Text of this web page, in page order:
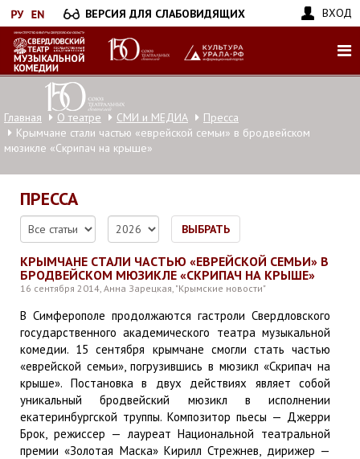
Перейти
к
основному
содержанию
ВЕРСИЯ ДЛЯ СЛАБОВИДЯЩИХ ВХОД
Главная О театре СМИ и МЕДИА
Пресса
Крымчане стали частью «еврейской семьи» в бродвейском
мюзикле «Скрипач на крыше»
ПРЕССА
ВЫБРАТЬ
КРЫМЧАНЕ СТАЛИ ЧАСТЬЮ «ЕВРЕЙСКОЙ СЕМЬИ» В
БРОДВЕЙСКОМ МЮЗИКЛЕ «СКРИПАЧ НА КРЫШЕ»
16 сентября 2014, Анна Зарецкая, "Крымские новости"
В Симферополе продолжаются гастроли Свердловского
государственного академического театра музыкальной
комедии. 15 сентября крымчане смогли стать частью
«еврейской семьи», погрузившись в мюзикл «Скрипач на
крыше». Постановка в двух действиях являет собой
уникальный бродвейский мюзикл в исполнении
екатеринбургской труппы. Композитор пьесы — Джерри
Брок, режиссер — лауреат Национальной театральной
премии «Золотая Маска» Кирилл Стрежнев, дирижер —